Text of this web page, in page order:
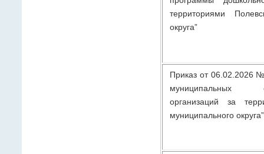
территориями
округа”
Приказ от 06.02.2026
муниципальных
организаций за
муниципального округа”